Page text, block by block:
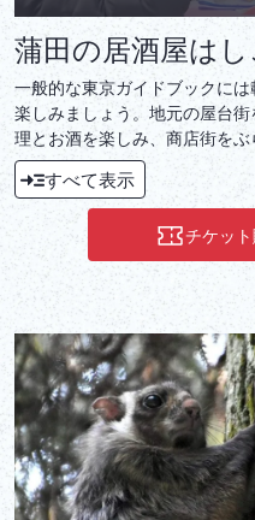
蒲田の居酒屋は
一般的な東京ガイドブックに
楽しみましょう。地元の屋台
理とお酒を楽しみ、商店街をぶ
すべて表示
チケット